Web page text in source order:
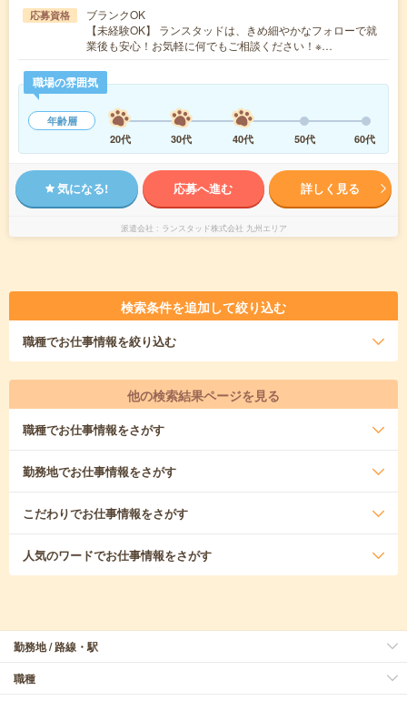
応募資格
ブランクOK
【未経験OK】 ランスタッドは、きめ細やかなフォローで就
業後も安心！お気軽に何でもご相談ください！※…
職場の雰囲気
年齢層
20代
30代 40代 50代 60代
気になる! 応募へ進む 詳しく見る
派遣会社 ランスタッド株式会社 九州エリア
検索条件を追加して絞り込む
職種でお仕事情報を絞り込む
他の検索結果ページを見る
職種でお仕事情報をさがす
勤務地でお仕事情報をさがす
こだわりでお仕事情報をさがす
人気のワードでお仕事情報をさがす
勤務地 / 路線・駅
職種